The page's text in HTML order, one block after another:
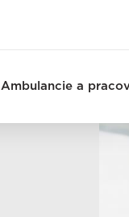
Ambulancie a